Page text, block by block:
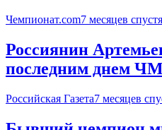
Чемпионат.com7 месяцев спустя
Россиянин
последним днем
Российская Газета7 месяцев